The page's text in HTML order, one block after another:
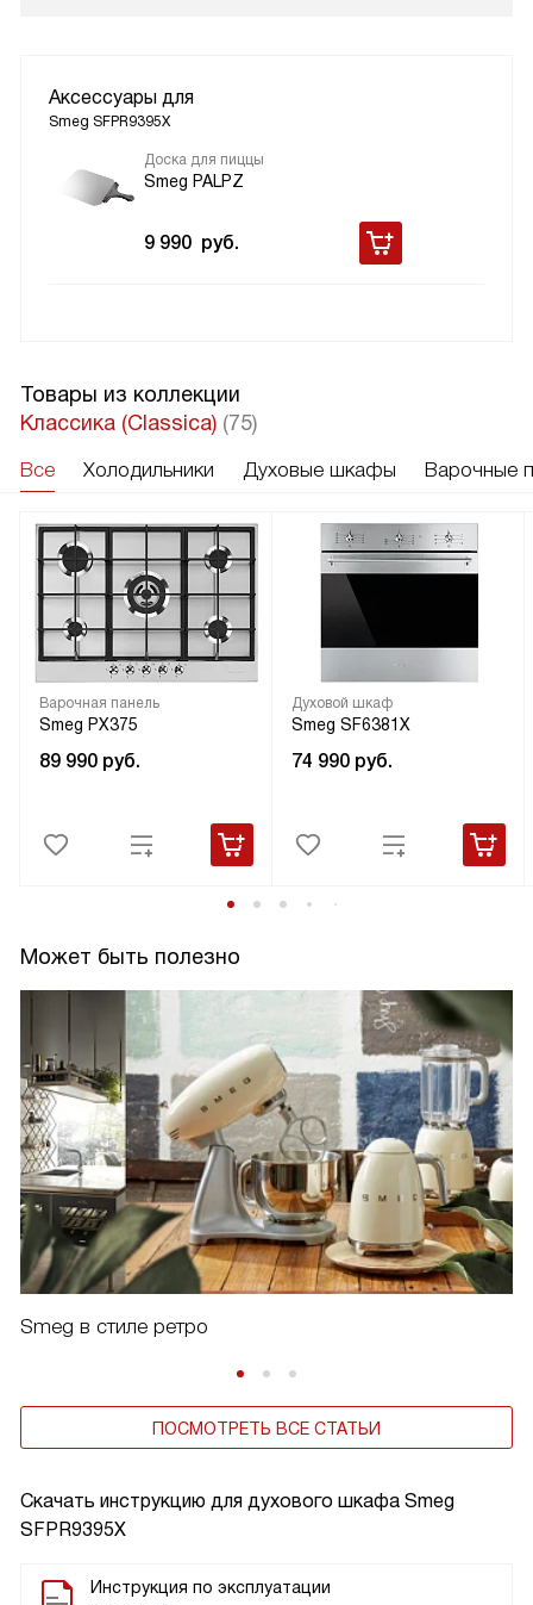
Скачать инструкцию для духового шкафа Smeg
SFPR9395X
Инструкция по эксплуатации
Аксессуары для
Smeg SFPR9395X
Доска для пиццы
Smeg PALPZ
9 990 руб.
Товары из коллекции
Классика (Classica) (75)
Все Холодильники Духовые шкафы Варочные
Варочная панель
Smeg PX375
89 990 руб.
Духовой шкаф
Smeg SF6381X
74 990 руб.
Может быть полезно
Smeg в стиле ретро
ПОСМОТРЕТЬ ВСЕ СТАТЬИ